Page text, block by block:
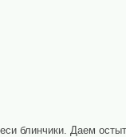
блинчики. Даем